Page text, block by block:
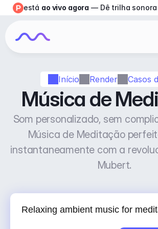
Início Render Casos
Música de
Som personalizado, sem
Música de Meditação
instantaneamente com a
Mubert.
está ao vivo agora — Dê trilha sonora